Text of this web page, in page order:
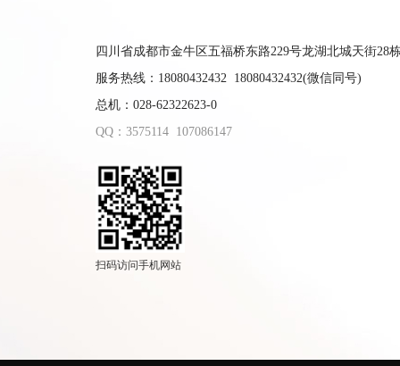
四川省成都市金牛区五福桥东路229号龙湖北城天街28
服务热线：18080432432 18080432432(微信同号)
总机：028-62322623-0
QQ：3575114 107086147
扫码访问手机网站